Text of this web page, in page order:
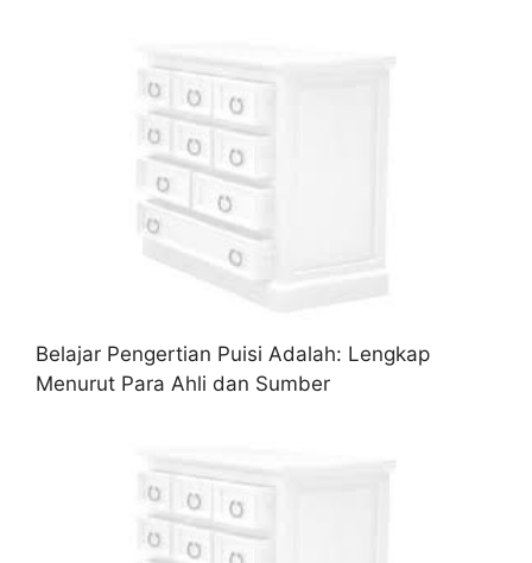
Belajar Pengertian Puisi Adalah: Lengkap
Menurut Para Ahli dan Sumber